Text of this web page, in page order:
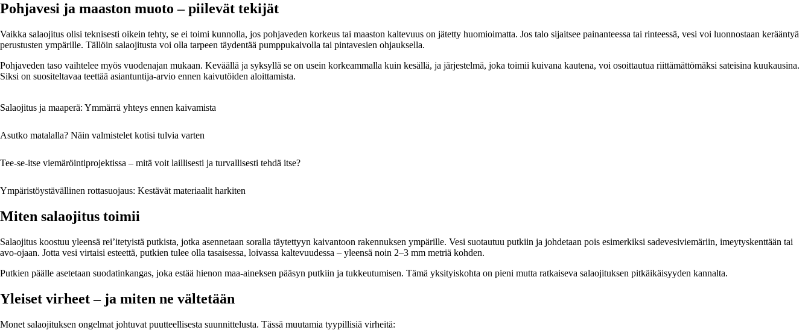
Pohjavesi ja maaston muoto – piilevät tekijät
Vaikka salaojitus olisi teknisesti oikein tehty, se ei toimi kunnolla, jos pohjaveden korkeus tai maaston kaltevuus on jätetty huomioimatta. Jos talo sijaitsee painanteessa tai rinteessä, vesi voi luonnostaan kerääntyä
perustusten ympärille. Tällöin salaojitusta voi olla tarpeen täydentää pumppukaivolla tai pintavesien ohjauksella.
Pohjaveden taso vaihtelee myös vuodenajan mukaan. Keväällä ja syksyllä se on usein korkeammalla kuin kesällä, ja järjestelmä, joka toimii kuivana kautena, voi osoittautua riittämättömäksi sateisina kuukausina.
Siksi on suositeltavaa teettää asiantuntija-arvio ennen kaivutöiden aloittamista.
Salaojitus ja maaperä: Ymmärrä yhteys ennen kaivamista
Asutko matalalla? Näin valmistelet kotisi tulvia varten
Tee-se-itse viemäröintiprojektissa – mitä voit laillisesti ja turvallisesti tehdä itse?
Ympäristöystävällinen rottasuojaus: Kestävät materiaalit harkiten
Miten salaojitus toimii
Salaojitus koostuu yleensä rei’itetyistä putkista, jotka asennetaan soralla täytettyyn kaivantoon rakennuksen ympärille. Vesi suotautuu putkiin ja johdetaan pois esimerkiksi sadevesiviemäriin, imeytyskenttään tai
avo-ojaan. Jotta vesi virtaisi esteettä, putkien tulee olla tasaisessa, loivassa kaltevuudessa – yleensä noin 2–3 mm metriä kohden.
Putkien päälle asetetaan suodatinkangas, joka estää hienon maa-aineksen pääsyn putkiin ja tukkeutumisen. Tämä yksityiskohta on pieni mutta ratkaiseva salaojituksen pitkäikäisyyden kannalta.
Yleiset virheet – ja miten ne vältetään
Monet salaojituksen ongelmat johtuvat puutteellisesta suunnittelusta. Tässä muutamia tyypillisiä virheitä: